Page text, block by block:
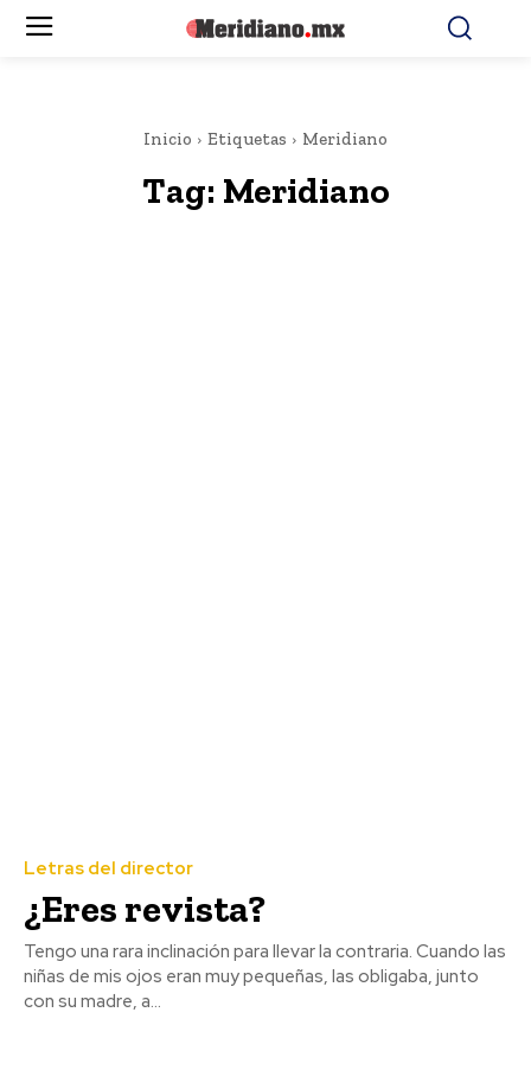
Inicio Etiquetas Meridiano
Tag: Meridiano
Letras del director
¿Eres revista?
Tengo una rara inclinación para llevar la contraria. Cuando las
niñas de mis ojos eran muy pequeñas, las obligaba, junto
con su madre, a...